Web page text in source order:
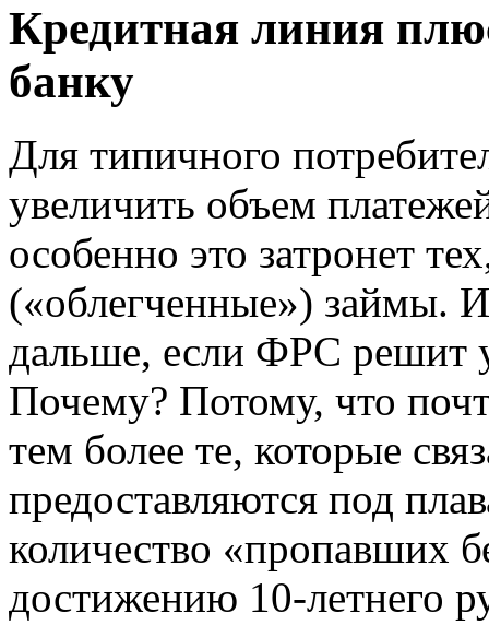
Кредитная линия
банку
Для типичного
увеличить объем
особенно это затронет
(«облегченные») займы.
дальше, если ФРС решит
Почему? Потому, что
тем более те, которые
предоставляются под
количество «пропавших
достижению 10-летнего